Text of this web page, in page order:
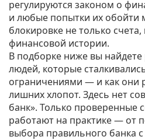
регулируются законом о
и любые попытки их обойти
блокировке не только
финансовой истории.
В подборке ниже вы
людей, которые
ограничениями — и как они
лишних хлопот. Здесь нет
банк». Только проверенные
работают на практике — от
выбора правильного банка